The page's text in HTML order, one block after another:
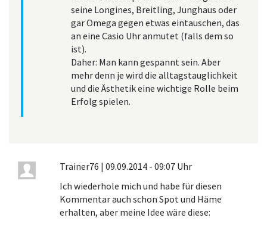
seine Longines, Breitling, Junghaus oder
gar Omega gegen etwas eintauschen, das
an eine Casio Uhr anmutet (falls dem so
ist).
Daher: Man kann gespannt sein. Aber
mehr denn je wird die alltagstauglichkeit
und die Ästhetik eine wichtige Rolle beim
Erfolg spielen.
Trainer76 | 09.09.2014 - 09:07 Uhr
Ich wiederhole mich und habe für diesen
Kommentar auch schon Spot und Häme
erhalten, aber meine Idee wäre diese: